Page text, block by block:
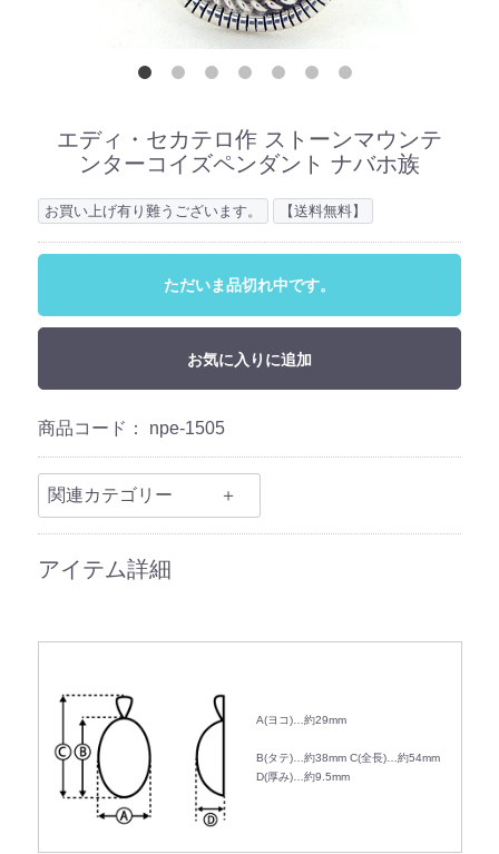
エディ・セカテロ作 ストーンマウンテ
ンターコイズペンダント ナバホ族
お買い上げ有り難うございます。 【送料無料】
ただいま品切れ中です。
お気に入りに追加
商品コード： npe-1505
関連カテゴリー
アイテム詳細
A(ヨコ)…約29mm
B(タテ)…約38mmC(全長)…約54mm
D(厚み)…約9.5mm